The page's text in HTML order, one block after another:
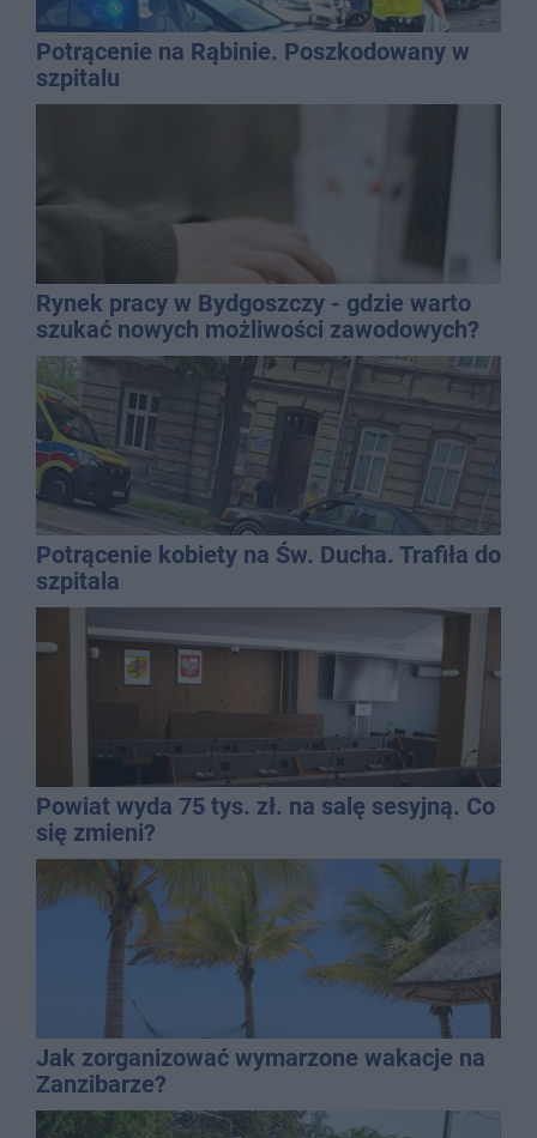
Potrącenie na Rąbinie. Poszkodowany w
szpitalu
Rynek pracy w Bydgoszczy - gdzie warto
szukać nowych możliwości zawodowych?
Potrącenie kobiety na Św. Ducha. Trafiła do
szpitala
Powiat wyda 75 tys. zł. na salę sesyjną. Co
się zmieni?
Jak zorganizować wymarzone wakacje na
Zanzibarze?